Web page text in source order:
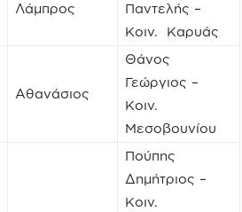
Λάμπρος
Παντελής –
Κοιν. Καρυάς
Αθανάσιος
Θάνος
Γεώργιος –
Κοιν.
Μεσοβουνίου
Πούπης
Δημήτριος –
Κοιν.